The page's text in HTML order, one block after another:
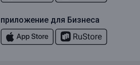
для Бизнеса